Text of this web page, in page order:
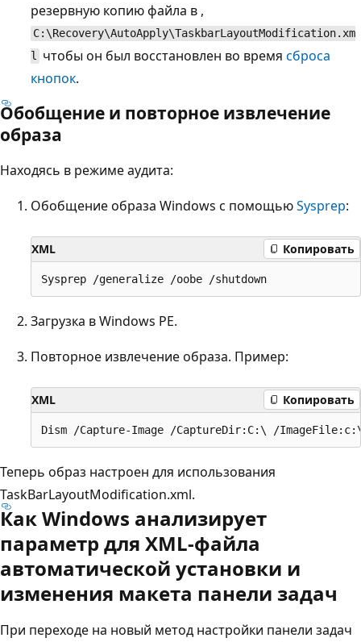
резервную копию файла в ,
C:\Recovery\AutoApply\TaskbarLayoutModification.xm
l чтобы он был восстановлен во время сброса
кнопок.
Обобщение и повторное извлечение
образа
Находясь в режиме аудита:
Обобщение образа Windows с помощьюSysprep:
XML Копировать
Загрузка в Windows PE.
Повторное извлечение образа. Пример:
XML Копировать
Теперь образ настроен для использования
TaskBarLayoutModification.xml.
Как Windows анализирует
параметр для XML-файла
автоматической установки и
изменения макета панели задач
При переходе на новый метод настройки панели задач